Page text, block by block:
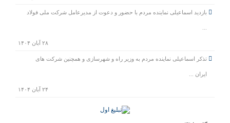
بازدید اسماعیلی نماینده مردم با حضور و دعوت از مدیرعامل شرکت ملی فولاد
۲۸ آبان ۱۴۰۴
تذکر اسماعیلی نماینده مردم به وزیر راه و شهرسازی و همچنین شرکت های
ایران ...
۲۴ آبان ۱۴۰۴